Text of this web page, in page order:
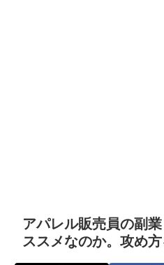
アパレル販売員の副
ススメなのか。攻め